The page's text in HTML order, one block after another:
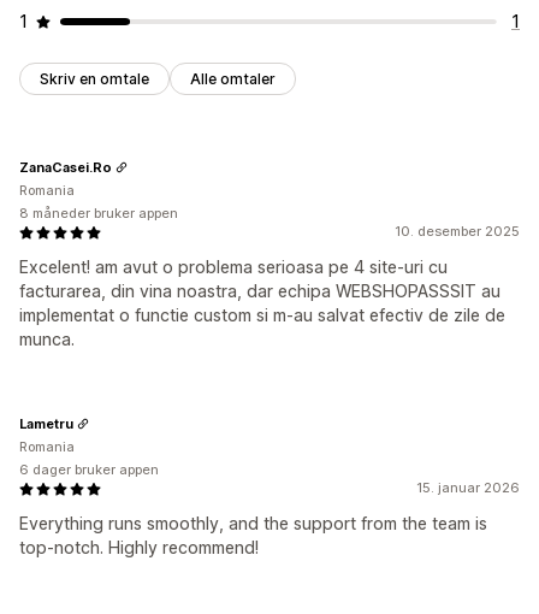
1
1
Skriv en omtale Alle omtaler
10. desember 2025
Excelent! am avut o problema serioasa pe 4 site-uri cu
facturarea, din vina noastra, dar echipa WEBSHOPASSSIT au
implementat o functie custom si m-au salvat efectiv de zile de
munca.
ZanaCasei.Ro
Romania
8 måneder bruker appen
15. januar 2026
Everything runs smoothly, and the support from the team is
top-notch. Highly recommend!
Lametru
Romania
6 dager bruker appen